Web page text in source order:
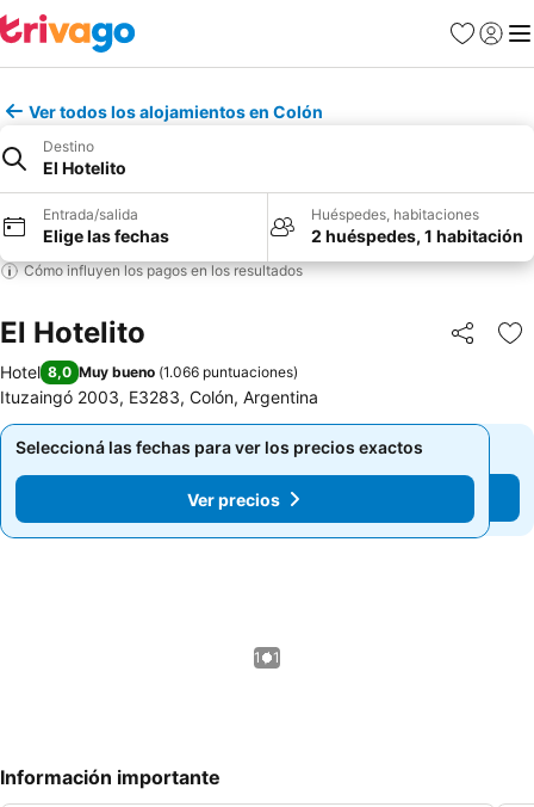
Favoritos
Iniciar
Ver todos los alojamientos en Colón
Destino
El Hotelito
Entrada/salida
Elige las fechas
Huéspedes, habitaciones
2 huéspedes, 1 habitación
Cómo influyen los pagos en los resultados
El Hotelito Compartir
Hotel 8,0 Muy bueno (1.066 puntuaciones)
Ituzaingó 2003, E3283, Colón, Argentina
Seleccioná las fechas para ver los precios exactos
Ver precios
Seleccioná las fechas para ver los precios exactos
Ver precios
1 / 1
Información importante